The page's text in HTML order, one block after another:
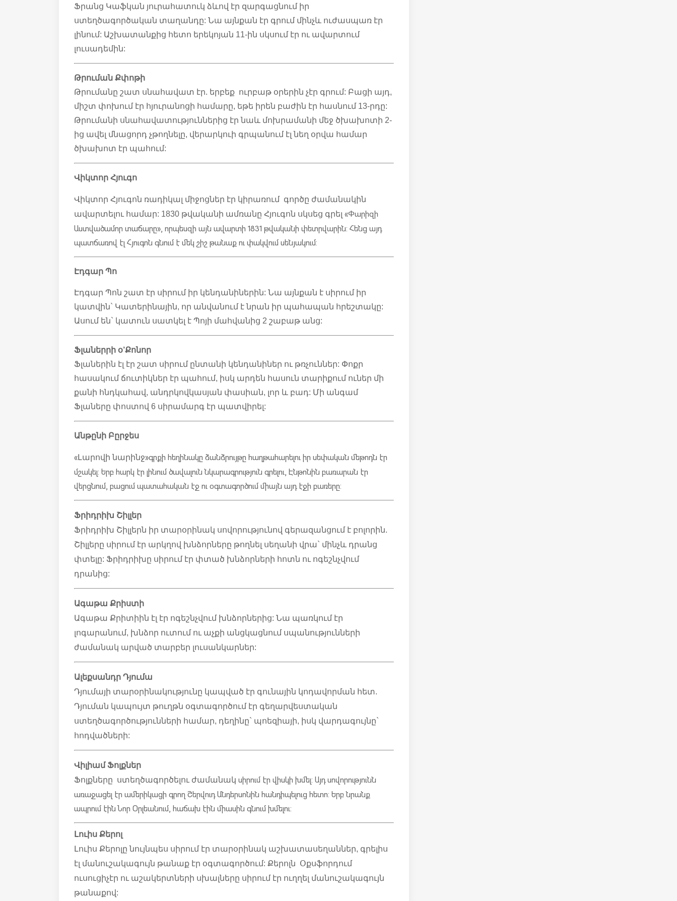
Ֆրանց Կաֆկան յուրահատուկ ձևով էր զարգացնում իր
ստեղծագործական տաղանդը: Նա այնքան էր գրում մինչև ուժասպառ էր
լինում: Աշխատանքից հետո երեկոյան 11-ին սկսում էր ու ավարտում
լուսադեմին:
Թրուման Քփոթի
Թրումանը շատ սնահավատ էր. երբեք ուրբաթ օրերին չէր գրում: Բացի այդ,
միշտ փոխում էր հյուրանոցի համարը, եթե իրեն բաժին էր հասնում 13-րդը:
Թրումանի սնահավատություններից էր նաև մոխրամանի մեջ ծխախոտի 2-
ից ավել մնացորդ չթողնելը, վերարկուի գրպանում էլ նեղ օրվա համար
ծխախոտ էր պահում:
Վիկտոր Հյուգո
Վիկտոր Հյուգոն ռադիկալ միջոցներ էր կիրառում գործը ժամանակին
ավարտելու համար: 1830 թվականի ամռանը Հյուգոն սկսեց գրել «Փարիզի
Աստվածամոր տաճարը», որպեսզի այն ավարտի 1831 թվականի փետրվարին: Հենց այդ
պատճառով էլ Հյուգոն գնում է մեկ շիշ թանաք ու փակվում սենյակում:
Էդգար Պո
Էդգար Պոն շատ էր սիրում իր կենդանիներին: Նա այնքան է սիրում իր
կատվին` Կատերինային, որ անվանում է նրան իր պահապան հրեշտակը:
Ասում են` կատուն սատկել է Պոյի մահվանից 2 շաբաթ անց:
Ֆլաներրի օ’Քոնոր
Ֆլաներին էլ էր շատ սիրում ընտանի կենդանիներ ու թռչուններ: Փոքր
հասակում ճուտիկներ էր պահում, իսկ արդեն հասուն տարիքում ուներ մի
քանի հնդկահավ, անդրկովկասյան փասիան, լոր և բադ: Մի անգամ
Ֆլաները փոստով 6 սիրամարգ էր պատվիրել:
Անթընի Բըրջես
«Լարովի նարինջ» գրքի հեղինակը ձանձրույթը հաղթահարելու իր սեփական մեթոդն էր
մշակել: Երբ հարկ էր լինում ծավալուն նկարագրություն գրելու, Էնթոնին բառարան էր
վերցնում, բացում պատահական էջ ու օգտագործում միայն այդ էջի բառերը:
Ֆրիդրիխ Շիլլեր
Ֆրիդրիխ Շիլլերն իր տարօրինակ սովորությունով գերազանցում է բոլորին.
Շիլլերը սիրում էր արկղով խնձորները թողնել սեղանի վրա` մինչև դրանց
փտելը: Ֆրիդրիխը սիրում էր փտած խնձորների հոտն ու ոգեշնչվում
դրանից:
Ագաթա Քրիստի
Ագաթա Քրիտիին էլ էր ոգեշնչվում խնձորներից: Նա պառկում էր
լոգարանում, խնձոր ուտում ու աչքի անցկացնում սպանությունների
ժամանակ արված տարբեր լուսանկարներ:
Ալեքսանդր Դյումա
Դյումայի տարօրինակությունը կապված էր գունային կոդավորման հետ.
Դյուման կապույտ թուղթն օգտագործում էր գեղարվեստական
ստեղծագործությունների համար, դեղինը` պոեզիայի, իսկ վարդագույնը`
հոդվածների:
Վիլիամ Ֆոլքներ
Ֆոլքները ստեղծագործելու ժամանակ սիրում էր վիսկի խմել: Այդ սովորությունն
առաջացել էր ամերիկացի գրող Շերվուդ Անդերսոնին հանդիպելուց հետո: Երբ նրանք
ապրում էին Նոր Օրլեանում, հաճախ էին միասին գնում խմելու:
Լուիս Քերոլ
Լուիս Քերոլը նույնպես սիրում էր տարօրինակ աշխատասեղաններ, գրելիս
էլ մանուշակագույն թանաք էր օգտագործում: Քերոլն Օքսֆորդում
ուսուցիչէր ու աշակերտների սխալները սիրում էր ուղղել մանուշակագույն
թանաքով: